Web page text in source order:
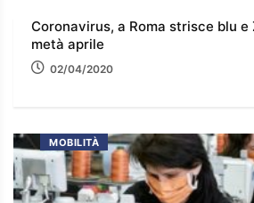
Coronavirus, a Roma strisce blu
metà aprile
02/04/2020
MOBILITÀ